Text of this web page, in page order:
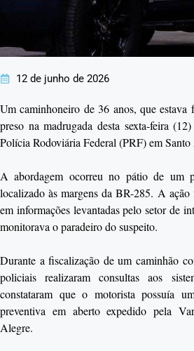
12 de junho de 2026
Um caminhoneiro de 36 anos, que estava
preso na madrugada desta sexta-feira
Polícia Rodoviária Federal (PRF) em
A abordagem ocorreu no pátio de um
localizado às margens da BR-285. A ação
em informações levantadas pelo setor de
monitorava o paradeiro do suspeito.
Durante a fiscalização de um caminhão
policiais realizaram consultas aos
constataram que o motorista possuía
preventiva em aberto expedido pela
Alegre.